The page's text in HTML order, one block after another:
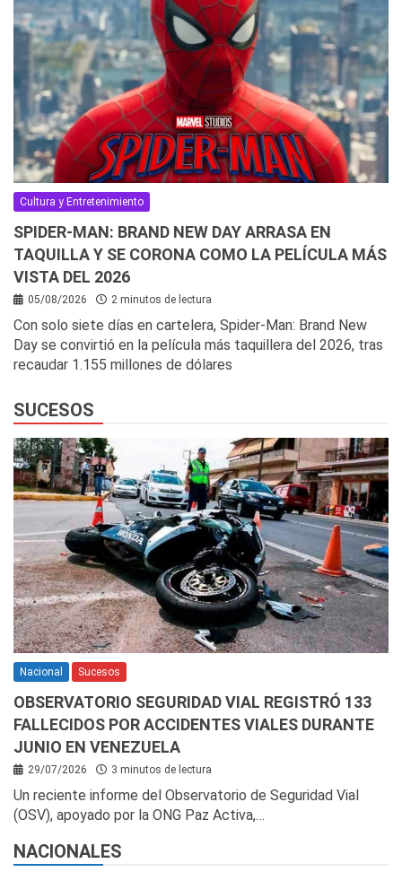
Cultura y Entretenimiento
SPIDER-MAN: BRAND NEW DAY ARRASA EN
TAQUILLA Y SE CORONA COMO LA PELÍCULA MÁS
VISTA DEL 2026
05/08/2026 2 minutos de lectura
Con solo siete días en cartelera, Spider-Man: Brand New
Day se convirtió en la película más taquillera del 2026, tras
recaudar 1.155 millones de dólares
SUCESOS
Nacional Sucesos
OBSERVATORIO SEGURIDAD VIAL REGISTRÓ 133
FALLECIDOS POR ACCIDENTES VIALES DURANTE
JUNIO EN VENEZUELA
29/07/2026 3 minutos de lectura
Un reciente informe del Observatorio de Seguridad Vial
(OSV), apoyado por la ONG Paz Activa,…
NACIONALES